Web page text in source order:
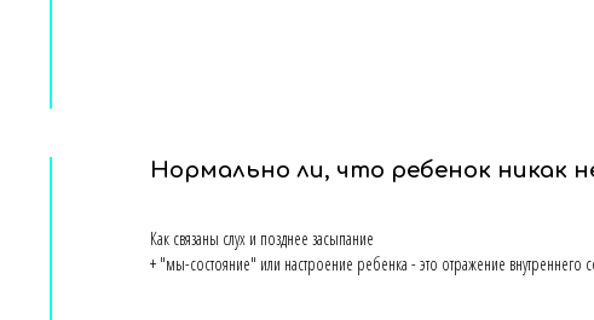
Нормально ли, что ребенок никак
Как связаны слух и позднее засыпание
+ "мы-состояние" или настроение ребенка - это отражение внутреннего